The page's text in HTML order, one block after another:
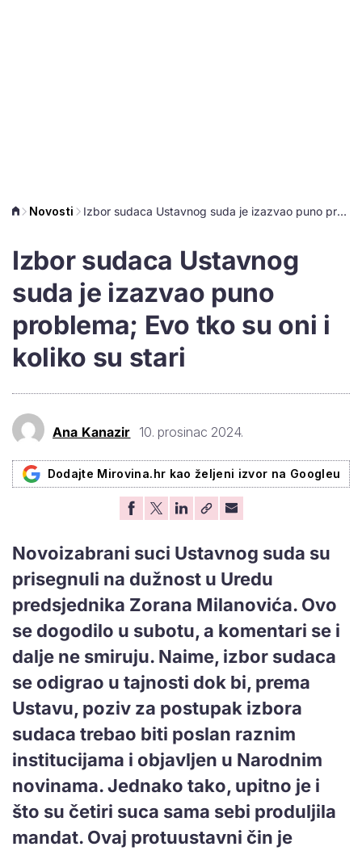
Novosti Izbor sudaca Ustavnog suda je izazvao puno problema; Evo tko su oni i koliko su stari
Izbor sudaca Ustavnog
suda je izazvao puno
problema; Evo tko su oni i
koliko su stari
Ana Kanazir 10. prosinac 2024.
Dodajte Mirovina.hr kao željeni izvor na Googleu
Novoizabrani suci Ustavnog suda su
prisegnuli na dužnost u Uredu
predsjednika Zorana Milanovića. Ovo
se dogodilo u subotu, a komentari se i
dalje ne smiruju. Naime, izbor sudaca
se odigrao u tajnosti dok bi, prema
Ustavu, poziv za postupak izbora
sudaca trebao biti poslan raznim
institucijama i objavljen u Narodnim
novinama. Jednako tako, upitno je i
što su četiri suca sama sebi produljila
mandat. Ovaj protuustavni čin je